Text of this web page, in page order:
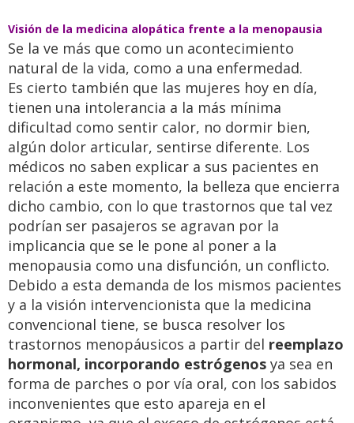
Visión de la medicina alopática frente a la menopausia
Se la ve más que como un acontecimiento
natural de la vida, como a una enfermedad.
Es cierto también que las mujeres hoy en día,
tienen una intolerancia a la más mínima
dificultad como sentir calor, no dormir bien,
algún dolor articular, sentirse diferente. Los
médicos no saben explicar a sus pacientes en
relación a este momento, la belleza que encierra
dicho cambio, con lo que trastornos que tal vez
podrían ser pasajeros se agravan por la
implicancia que se le pone al poner a la
menopausia como una disfunción, un conflicto.
Debido a esta demanda de los mismos pacientes
y a la visión intervencionista que la medicina
convencional tiene, se busca resolver los
trastornos menopáusicos a partir del reemplazo
hormonal, incorporando estrógenos ya sea en
forma de parches o por vía oral, con los sabidos
inconvenientes que esto apareja en el